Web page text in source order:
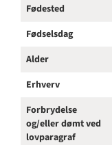
Fødested
Fødselsdag
Alder
Erhverv
Forbrydelse
og/eller dømt ved
lovparagraf